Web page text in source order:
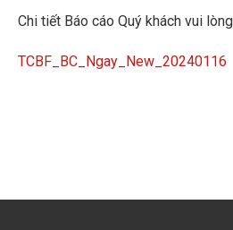
Chi tiết Báo cáo Quý khách vui
TCBF_BC_Ngay_New_20240116